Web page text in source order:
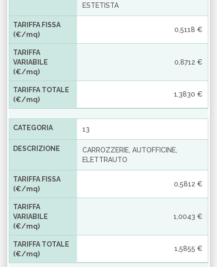
ESTETISTA
TARIFFA FISSA
(€/mq)
0,5118 €
TARIFFA
VARIABILE
(€/mq)
0,8712 €
TARIFFA TOTALE
(€/mq)
1,3830 €
CATEGORIA 13
DESCRIZIONE
CARROZZERIE, AUTOFFICINE,
ELETTRAUTO
TARIFFA FISSA
(€/mq)
0,5812 €
TARIFFA
VARIABILE
(€/mq)
1,0043 €
TARIFFA TOTALE
(€/mq)
1,5855 €